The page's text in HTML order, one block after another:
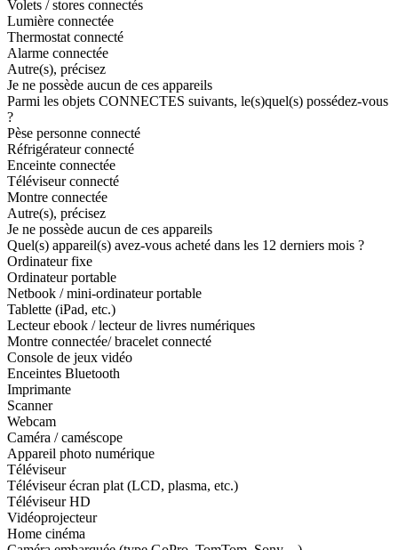
Volets / stores connectés
Lumière connectée
Thermostat connecté
Alarme connectée
Autre(s), précisez
Je ne possède aucun de ces appareils
Parmi les objets CONNECTES suivants, le(s)quel(s) possédez-vous
?
Pèse personne connecté
Réfrigérateur connecté
Enceinte connectée
Téléviseur connecté
Montre connectée
Autre(s), précisez
Je ne possède aucun de ces appareils
Quel(s) appareil(s) avez-vous acheté dans les 12 derniers mois ?
Ordinateur fixe
Ordinateur portable
Netbook / mini-ordinateur portable
Tablette (iPad, etc.)
Lecteur ebook / lecteur de livres numériques
Montre connectée/ bracelet connecté
Console de jeux vidéo
Enceintes Bluetooth
Imprimante
Scanner
Webcam
Caméra / caméscope
Appareil photo numérique
Téléviseur
Téléviseur écran plat (LCD, plasma, etc.)
Téléviseur HD
Vidéoprojecteur
Home cinéma